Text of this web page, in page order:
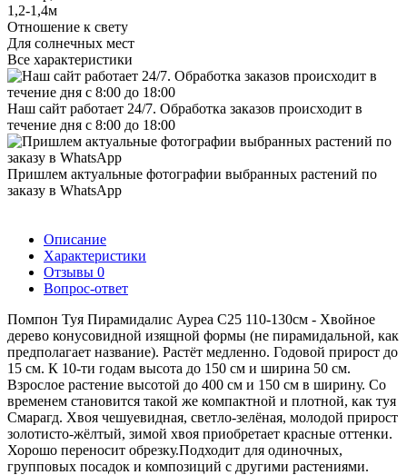
1,2-1,4м
Отношение к свету
Для солнечных мест
Все характеристики
Наш сайт работает 24/7. Обработка заказов происходит в
течение дня с 8:00 до 18:00
Пришлем актуальные фотографии выбранных растений по
заказу в WhatsApp
Описание
Характеристики
Отзывы 0
Вопрос-ответ
Помпон Туя Пирамидалис Ауреа С25 110-130см - Хвойное
дерево конусовидной изящной формы (не пирамидальной, как
предполагает название). Растёт медленно. Годовой прирост до
15 см. К 10-ти годам высота до 150 см и ширина 50 см.
Взрослое растение высотой до 400 см и 150 см в ширину. Со
временем становится такой же компактной и плотной, как туя
Смарагд. Хвоя чешуевидная, светло-зелёная, молодой прирост
золотисто-жёлтый, зимой хвоя приобретает красные оттенки.
Хорошо переносит обрезку.Подходит для одиночных,
групповых посадок и композиций с другими растениями.